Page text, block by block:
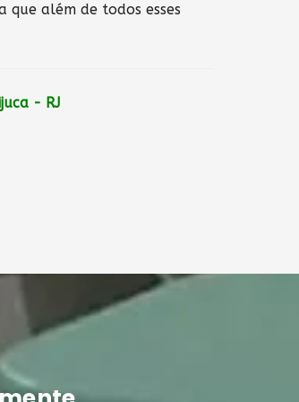
além de todos esses
- RJ